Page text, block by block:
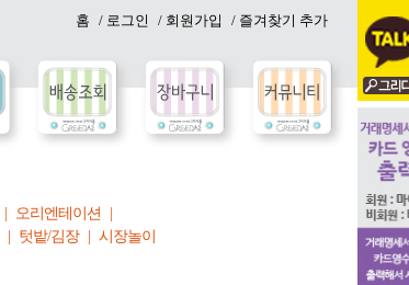
홈 / 로그인 / 회원가입 / 즐겨찾기 추가
오리엔테이션
텃밭/김장 시장놀이